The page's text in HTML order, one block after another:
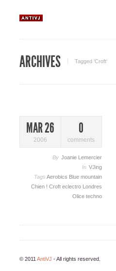
ARCHIVES Tagged ‘Croft‘
MAR 26
2006
0
comments
By Joanie Lemercier
In VJing
Tags Aerobics Blue mountain
Chien ! Croft eclectro Londres
Olice techno
© 2011 AntiVJ - All rights reserved.